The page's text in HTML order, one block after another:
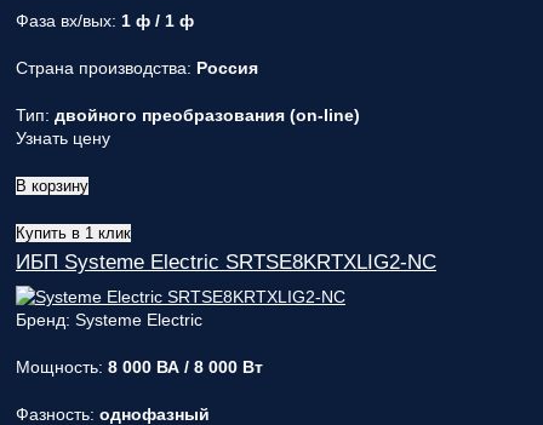
Фаза вх/вых: 1 ф / 1 ф
Страна производства: Россия
Тип: двойного преобразования (on-line)
Узнать цену
В корзину
Купить в 1 клик
ИБП Systeme Electric SRTSE8KRTXLIG2-NC
Бренд: Systeme Electric
Мощность: 8 000 ВА / 8 000 Вт
Фазность: однофазный